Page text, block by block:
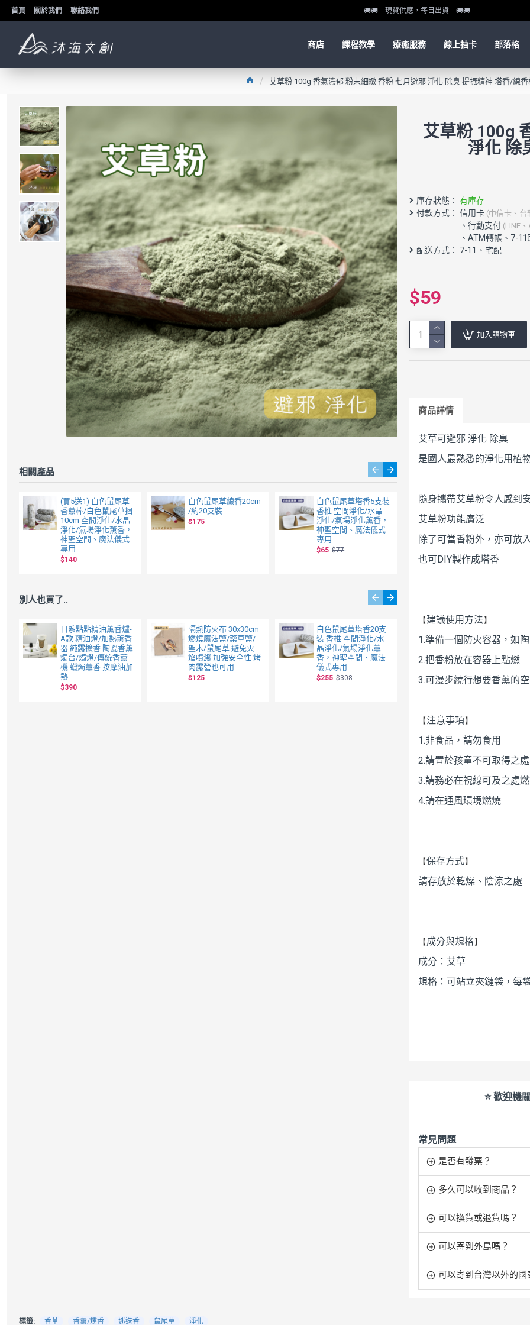
首頁 關於我們 聯絡我們 🚚🚚 現貨供應，每日出貨 🚚🚚
商店 課程教學 療癒服務 線上抽卡 部落格
艾草粉 100g 香氣濃郁 粉末細緻 香粉 七月避邪 淨化 除臭 提振精神 塔香/線香
相關產品
(買5送1) 白色鼠尾草
香薰棒/白色鼠尾草捆
10cm 空間淨化/水晶
淨化/氣場淨化薰香，
神聖空間、魔法儀式
專用
$140
白色鼠尾草線香20cm
/約20支裝
$175
白色鼠尾草塔香5支裝
香椎 空間淨化/水晶
淨化/氣場淨化薰香，
神聖空間、魔法儀式
專用
$65 $77
白色鼠尾草塔香20支
晶淨化/氣場淨化薰
儀式專用
別人也買了..
日系點點精油薰香爐-
A款 精油燈/加熱薰香
器 純露擴香 陶瓷香薰
燭台/燭燈/傳統香薰
機 蠟燭薰香 按摩油加
熱
$390
隔熱防火布 30x30cm
燃燒魔法鹽/藥草鹽/
聖木/鼠尾草 避免火
焰噴濺 加強安全性 烤
肉露營也可用
$125
白色鼠尾草塔香20支
裝 香椎 空間淨化/水
晶淨化/氣場淨化薰
香，神聖空間、魔法
儀式專用
$255 $308
沉靜/紓壓 /放鬆 衣
然無添加 限量販售 台
灣檜木屑
$50
艾草粉 100g
淨化 除
庫存狀態： 有庫存
付款方式： 信用卡 (中信卡、台
配送方式： 7-11、宅配
$59
加入購物車
商品詳情
艾草可避邪 淨化 除臭
是國人最熟悉的淨化用植
隨身攜帶艾草粉令人感到
艾草粉功能廣泛
除了可當香粉外，亦可放
也可DIY製作成塔香
【建議使用方法】
1.準備一個防火容器，如
2.把香粉放在容器上點燃
3.可漫步繞行想要香薰的
【注意事項】
1.非食品，請勿食用
2.請置於孩童不可取得之處
3.請務必在視線可及之處
4.請在通風環境燃燒
【保存方式】
請存放於乾燥、陰涼之處
【成分與規格】
成分：艾草
規格：可站立夾鏈袋，每
⭐ 歡迎機
常見問題
是否有發票？
多久可以收到商品？
可以換貨或退貨嗎？
可以寄到外島嗎？
可以寄到台灣以外的國
標籤: 香草 香薰/燻香 迷迭香 鼠尾草 淨化